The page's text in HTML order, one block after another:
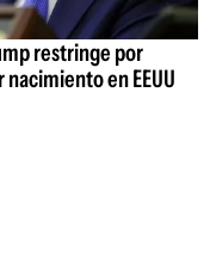
restringe por
en EEUU